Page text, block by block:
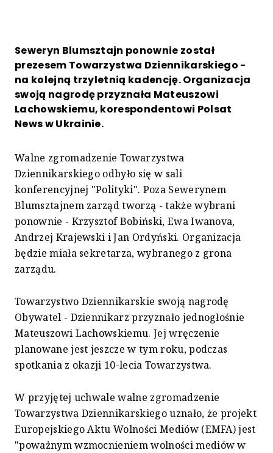
Seweryn Blumsztajn ponownie został
prezesem Towarzystwa Dziennikarskiego -
na kolejną trzyletnią kadencję. Organizacja
swoją nagrodę przyznała Mateuszowi
Lachowskiemu, korespondentowi Polsat
News w Ukrainie.
Walne zgromadzenie Towarzystwa
Dziennikarskiego odbyło się w sali
konferencyjnej "Polityki". Poza Sewerynem
Blumsztajnem zarząd tworzą - także wybrani
ponownie - Krzysztof Bobiński, Ewa Iwanova,
Andrzej Krajewski i Jan Ordyński. Organizacja
będzie miała sekretarza, wybranego z grona
zarządu.
Towarzystwo Dziennikarskie swoją nagrodę
Obywatel - Dziennikarz przyznało jednogłośnie
Mateuszowi Lachowskiemu. Jej wręczenie
planowane jest jeszcze w tym roku, podczas
spotkania z okazji 10-lecia Towarzystwa.
W przyjętej uchwale walne zgromadzenie
Towarzystwa Dziennikarskiego uznało, że projekt
Europejskiego Aktu Wolności Mediów (EMFA) jest
"poważnym wzmocnieniem wolności mediów w